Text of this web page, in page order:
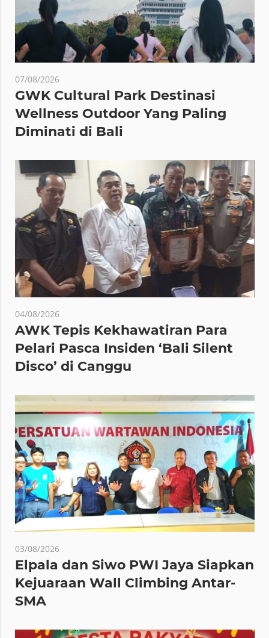
07/08/2026
GWK Cultural Park Destinasi
Wellness Outdoor Yang Paling
Diminati di Bali
04/08/2026
AWK Tepis Kekhawatiran Para
Pelari Pasca Insiden ‘Bali Silent
Disco’ di Canggu
03/08/2026
Elpala dan Siwo PWI Jaya Siapkan
Kejuaraan Wall Climbing Antar-
SMA